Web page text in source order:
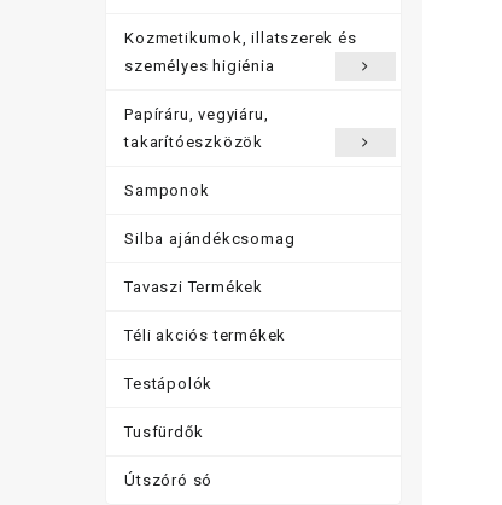
Kozmetikumok, illatszerek és
személyes higiénia
Papíráru, vegyiáru,
takarítóeszközök
Samponok
Silba ajándékcsomag
Tavaszi Termékek
Téli akciós termékek
Testápolók
Tusfürdők
Útszóró só